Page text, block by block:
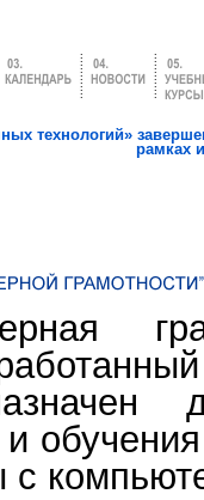
технологий»
рамках
с